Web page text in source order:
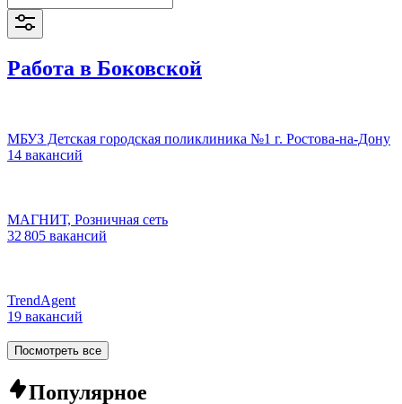
Работа в Боковской
МБУЗ Детская городская поликлиника №1 г. Ростова-на-Дону
14 вакансий
МАГНИТ, Розничная сеть
32 805 вакансий
TrendAgent
19 вакансий
Посмотреть все
Популярное